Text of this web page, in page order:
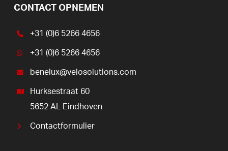
CONTACT OPNEMEN
+31 (0)6 5266 4656
+31 (0)6 5266 4656
benelux@velosolutions.com
Hurksestraat 60
5652 AL Eindhoven
Contactformulier